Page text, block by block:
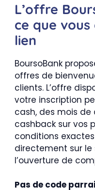
L’offre
ce que
lien
BoursoBank
offres de
clients. L’offre
votre inscription
cash, des mois
cashback sur vos
conditions
directement sur le
l’ouverture de
Pas de code